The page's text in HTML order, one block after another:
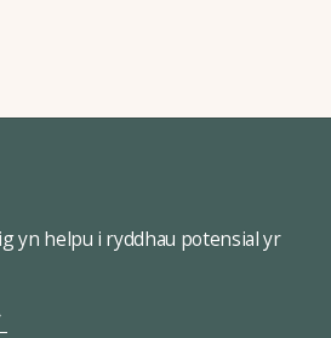
yn helpu i ryddhau potensial yr